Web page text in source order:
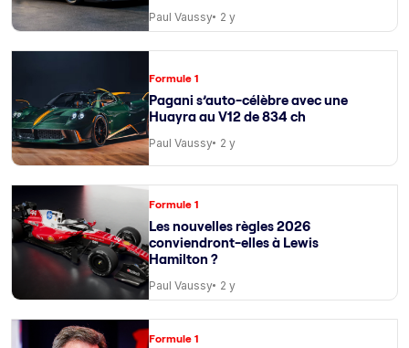
Paul Vaussy 2 y
Formule 1
Pagani s’auto-célèbre avec une
Huayra au V12 de 834 ch
Paul Vaussy 2 y
Formule 1
Les nouvelles règles 2026
conviendront-elles à Lewis
Hamilton ?
Paul Vaussy 2 y
Formule 1